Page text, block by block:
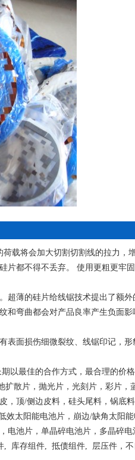
载将会加大切割切割线的拉力，
片都不得不丢弃。 使用更粗更牢
超薄的硅片给线锯技术提出了额
和弯曲都会对产品良率产生负面
表面损伤细微裂纹、线锯印记，
以最佳的合作方式，最合理的价
散片，抛光片，光刻片，彩片，
，顶/侧边皮料，硅头尾料，锅底
太阳能电池片，崩边/缺角太阳能
电池片，单晶碎电池片，多晶碎
库存组件, 抵债组件, 层压件，不